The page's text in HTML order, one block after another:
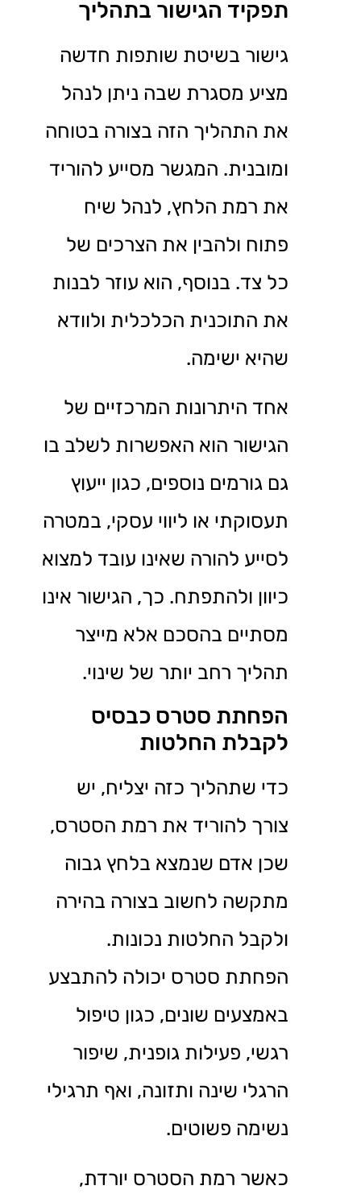
תפקיד הגישור בתהליך
גישור בשיטת שותפות חדשה
מציע מסגרת שבה ניתן לנהל
את התהליך הזה בצורה בטוחה
ומובנית. המגשר מסייע להוריד
את רמת הלחץ, לנהל שיח
פתוח ולהבין את הצרכים של
כל צד. בנוסף, הוא עוזר לבנות
את התוכנית הכלכלית ולוודא
שהיא ישימה.
אחד היתרונות המרכזיים של
הגישור הוא האפשרות לשלב בו
גם גורמים נוספים, כגון ייעוץ
תעסוקתי או ליווי עסקי, במטרה
לסייע להורה שאינו עובד למצוא
כיוון ולהתפתח. כך, הגישור אינו
מסתיים בהסכם אלא מייצר
תהליך רחב יותר של שינוי.
הפחתת סטרס כבסיס
לקבלת החלטות
כדי שתהליך כזה יצליח, יש
צורך להוריד את רמת הסטרס,
שכן אדם שנמצא בלחץ גבוה
מתקשה לחשוב בצורה בהירה
ולקבל החלטות נכונות.
הפחתת סטרס יכולה להתבצע
באמצעים שונים, כגון טיפול
רגשי, פעילות גופנית, שיפור
הרגלי שינה ותזונה, ואף תרגילי
נשימה פשוטים.
כאשר רמת הסטרס יורדת,